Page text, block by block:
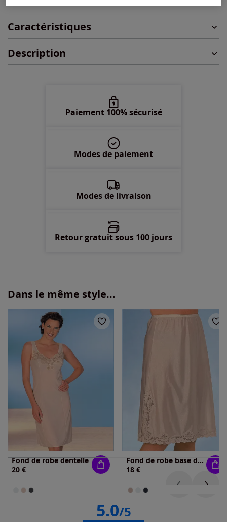
50/52 -En stock
54/56 -En stock
Caractéristiques
Description
Paiement 100% sécurisé
Modes de paiement
Modes de livraison
Retour gratuit sous 100 jours
Dans le même style...
Fond de robe dentelle
20 €
Fond de robe base dentelle
18 €
5.0/5